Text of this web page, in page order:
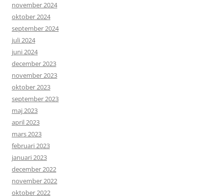
november 2024
oktober 2024
september 2024
juli 2024
juni 2024
december 2023
november 2023
oktober 2023
september 2023
maj 2023
april 2023
mars 2023
februari 2023
januari 2023
december 2022
november 2022
oktober 2022